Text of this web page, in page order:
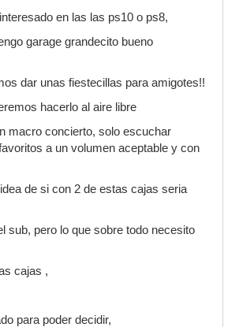
en las las ps10 o ps8,
garage grandecito bueno
dar unas fiestecillas para amigotes!!
hacerlo al aire libre
macro concierto, solo escuchar
a un volumen aceptable y con
de si con 2 de estas cajas seria
sub, pero lo que sobre todo necesito
cajas ,
para poder decidir,